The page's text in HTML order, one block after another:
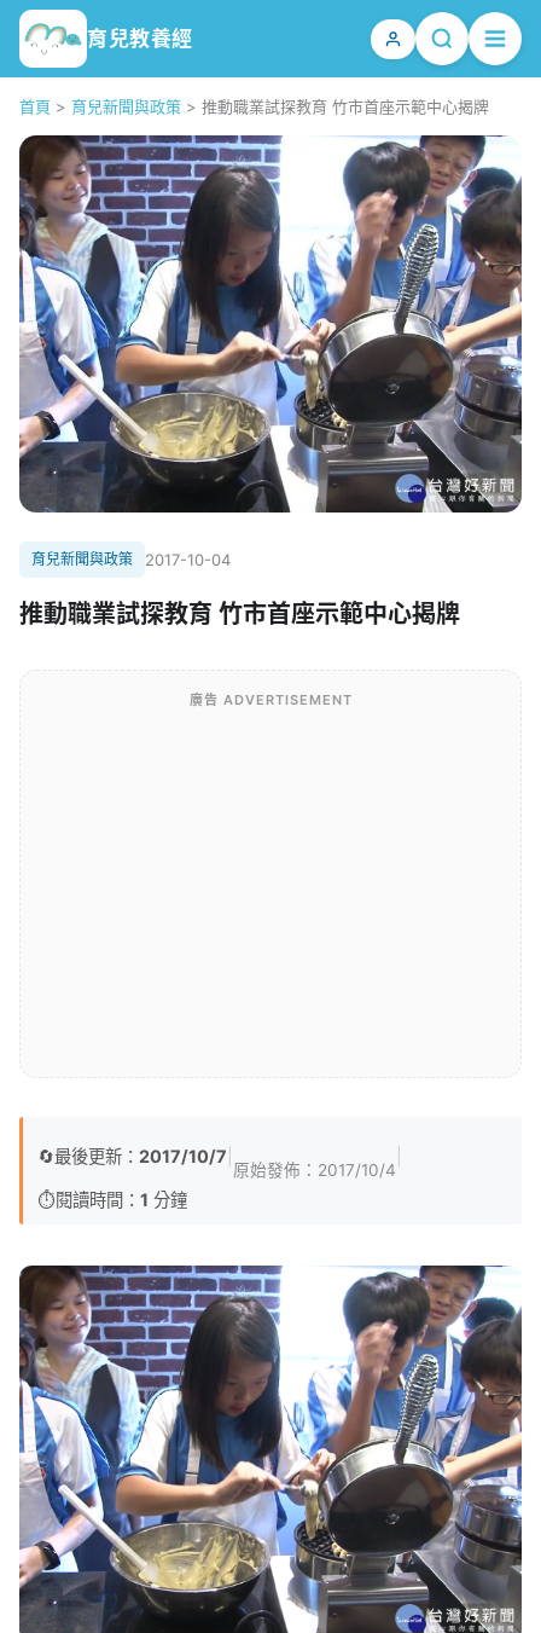
育兒教養經
首頁 > 育兒新聞與政策 > 推動職業試探教育 竹市首座示範中心揭牌
育兒新聞與政策 2017-10-04
推動職業試探教育 竹市首座示範中心揭牌
廣告 ADVERTISEMENT
🔄最後更新： 2017/10/7
原始發佈： 2017/10/4
⏱️閱讀時間： 1 分鐘